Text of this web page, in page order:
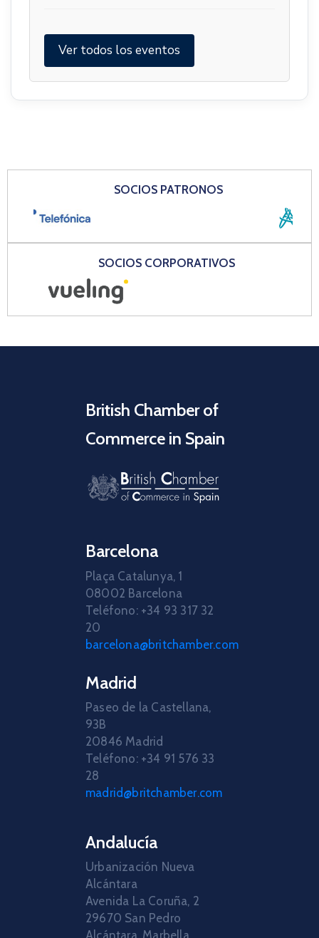
Ver todos los eventos
SOCIOS PATRONOS
SOCIOS CORPORATIVOS
British Chamber of
Commerce in Spain
Barcelona
Plaça Catalunya, 1
08002 Barcelona
Teléfono: +34 93 317 32
20
barcelona@britchamber.com
Madrid
Paseo de la Castellana,
93B
20846 Madrid
Teléfono: +34 91 576 33
28
madrid@britchamber.com
Andalucía
Urbanización Nueva
Alcántara
Avenida La Coruña, 2
29670 San Pedro
Alcántara, Marbella